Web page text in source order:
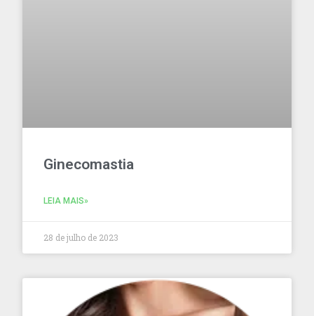
Ginecomastia
LEIA MAIS»
28 de julho de 2023